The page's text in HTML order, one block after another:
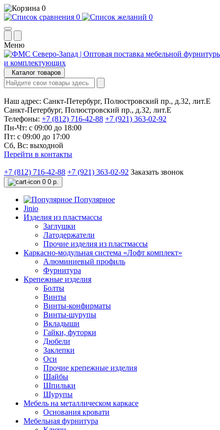
0
0
0
Меню
Каталог товаров
Наш адрес: Санкт-Петербург, Полюстровский пр., д.32, лит.Е
Санкт-Петербург, Полюстровский пр., д.32, лит.Е
Телефоны: +7 (812) 716-42-88 +7 (921) 363-02-92
Пн-Чт: с 09:00 до 18:00
Пт: с 09:00 до 17:00
Сб, Вс: выходной
Перейти в контакты
+7 (812) 716-42-88 +7 (921) 363-02-92 Заказать звонок
0 0 р.
Популярное
Jinio
Изделия из пластмассы
Заглушки
Латодержатели
Прочие изделия из пластмассы
Каркасно-модульная система «Лофт комплект»
Алюминиевый профиль
Фурнитура
Крепежные изделия
Болты
Винты
Винты-конфирматы
Винты-шурупы
Вкладыши
Гайки, футорки
Дюбели
Заклепки
Оси
Прочие крепежные изделия
Шайбы
Шпильки
Шурупы
Мебель на металлическом каркасе
Основания кровати
Мебельная фурнитура